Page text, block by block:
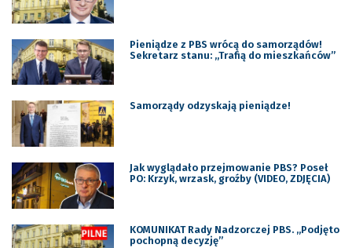
Pieniądze z PBS wrócą do samorządów!
Sekretarz stanu: „Trafią do mieszkańców”
Samorządy odzyskają pieniądze!
Jak wyglądało przejmowanie PBS? Poseł
PO: Krzyk, wrzask, groźby (VIDEO, ZDJĘCIA)
KOMUNIKAT Rady Nadzorczej PBS. „Podjęto
pochopną decyzję”